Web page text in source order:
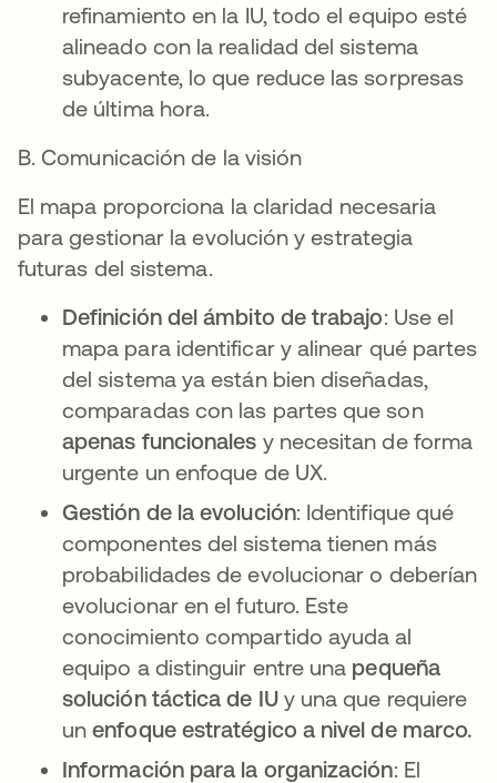
refinamiento en la IU, todo el equipo esté
alineado con la realidad del sistema
subyacente, lo que reduce las sorpresas
de última hora.
B. Comunicación de la visión
El mapa proporciona la claridad necesaria
para gestionar la evolución y estrategia
futuras del sistema.
Definición del ámbito de trabajo: Use el
mapa para identificar y alinear qué partes
del sistema ya están bien diseñadas,
comparadas con las partes que son
apenas funcionales y necesitan de forma
urgente un enfoque de UX.
Gestión de la evolución: Identifique qué
componentes del sistema tienen más
probabilidades de evolucionar o deberían
evolucionar en el futuro. Este
conocimiento compartido ayuda al
equipo a distinguir entre una pequeña
solución táctica de IUy una que requiere
unenfoque estratégico a nivel de marco.
Información para la organización: El